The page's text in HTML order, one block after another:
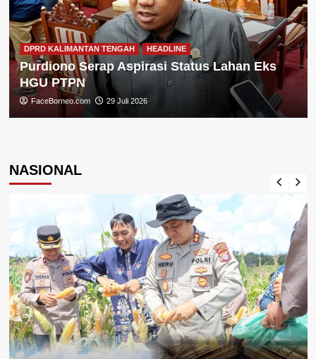
DPRD KALIMANTAN TENGAH HEADLINE
Purdiono Serap Aspirasi Status Lahan Eks
HGU PTPN
FaceBorneo.com 29 Juli 2026
NASIONAL